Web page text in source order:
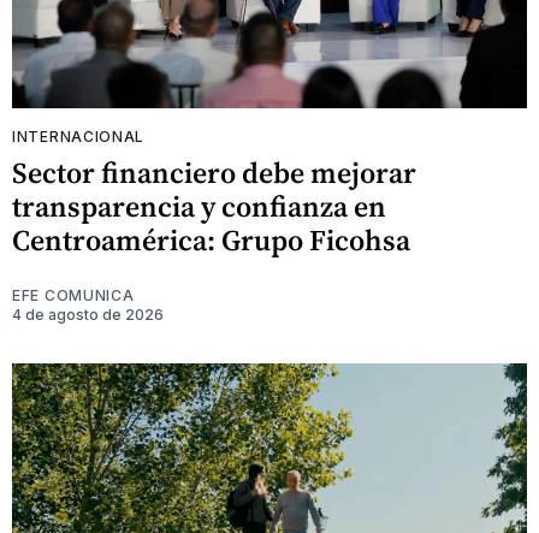
INTERNACIONAL
Sector financiero debe mejorar
transparencia y confianza en
Centroamérica: Grupo Ficohsa
EFE COMUNICA
4 de agosto de 2026